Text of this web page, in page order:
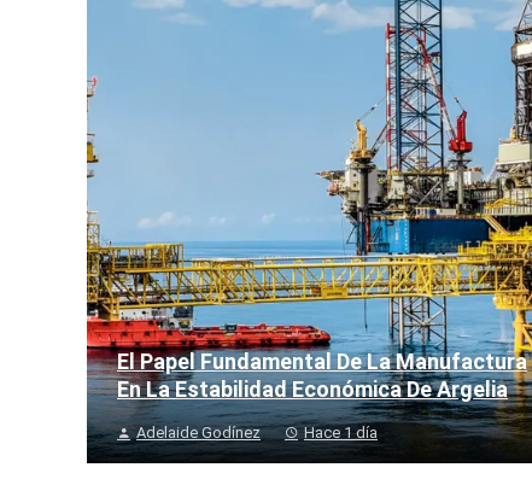
El Papel Fundamental De La Manufactura
En La Estabilidad Económica De Argelia
Adelaide Godínez Hace 1 día